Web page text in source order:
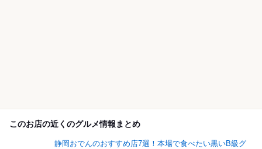
このお店の近くのグルメ情報まとめ
静岡おでんのおすすめ店7選！本場で食べたい黒いB級グ